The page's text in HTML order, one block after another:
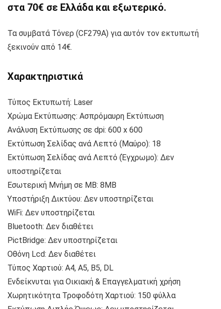
στα 70€ σε Ελλάδα και εξωτερικό.
Τα συμβατά Τόνερ (CF279A) για αυτόν τον εκτυπωτή
ξεκινούν από 14€.
Χαρακτηριστικά
Τύπος Εκτυπωτή: Laser
Χρώμα Εκτύπωσης: Ασπρόμαυρη Εκτύπωση
Ανάλυση Εκτύπωσης σε dpi: 600 x 600
Εκτύπωση Σελίδας ανά Λεπτό (Μαύρο): 18
Εκτύπωση Σελίδας ανά Λεπτό (Έγχρωμο): Δεν
υποστηρίζεται
Εσωτερική Μνήμη σε MB: 8MB
Υποστήριξη Δικτύου: Δεν υποστηρίζεται
WiFi: Δεν υποστηρίζεται
Bluetooth: Δεν διαθέτει
PictBridge: Δεν υποστηρίζεται
Οθόνη Lcd: Δεν διαθέτει
Τύπος Χαρτιού: A4, A5, B5, DL
Ενδείκνυται για Οικιακή & Επαγγελματική χρήση
Χωρητικότητα Τροφοδότη Χαρτιού: 150 φύλλα